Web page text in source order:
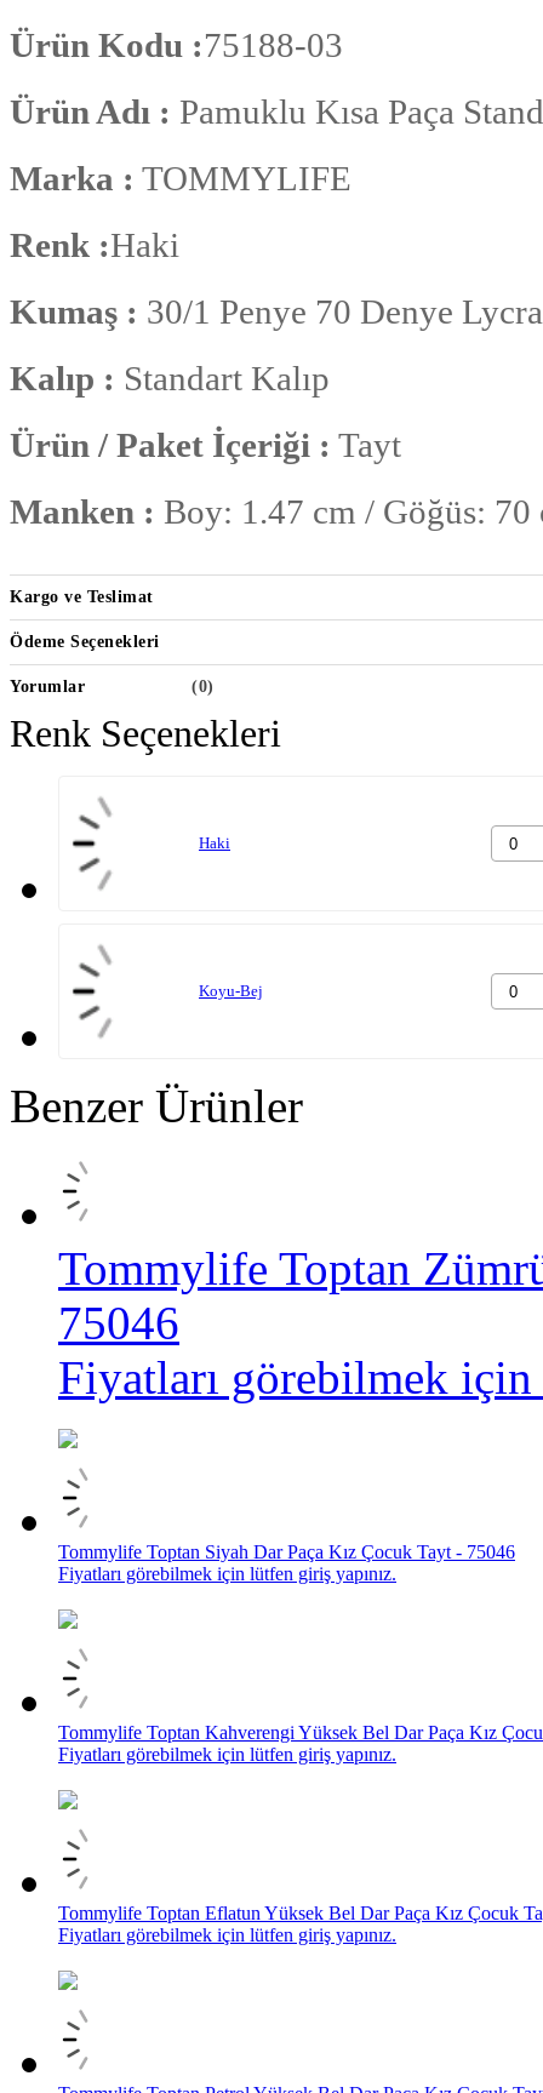
Ürün Kodu :75188-03
Ürün Adı : Pamuklu Kısa Paça
Marka : TOMMYLIFE
Renk :Haki
Kumaş : 30/1 Penye 70 Denye
Kalıp : Standart Kalıp
Ürün / Paket İçeriği : Tayt
Manken : Boy: 1.47 cm / Göğüs: 70
Yıkama Talimatı :30 Derecede
Ütüleyin, Beyazlatıcı Kullanmayın
Fotoğraf çekimlerinde kullanılan
gösterebilmektedir
Kargo ve Teslimat
Ödeme Seçenekleri
Yorumlar (0)
Renk Seçenekleri
Haki
Koyu-Bej
Benzer Ürünler
Tommylife Toptan
75046
Fiyatları görebilmek için
Tommylife Toptan Siyah Dar Paça Kız Çocuk Tayt - 75046
Fiyatları görebilmek için lütfen giriş yapınız.
Tommylife Toptan Kahverengi Yüksek Bel Dar Paça Kız
Fiyatları görebilmek için lütfen giriş yapınız.
Tommylife Toptan Eflatun Yüksek Bel Dar Paça Kız Çocuk
Fiyatları görebilmek için lütfen giriş yapınız.